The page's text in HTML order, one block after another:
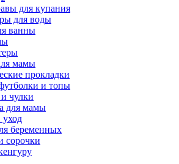
для купания
для воды
ванны
мамы
прокладки
и топы
чулки
для мамы
уход
беременных